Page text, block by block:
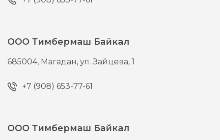
ООО Тимбермаш Байкал
685004, Магадан,ул. Зайцева, 1
+7 (908) 653-77-61
ООО Тимбермаш Байкал